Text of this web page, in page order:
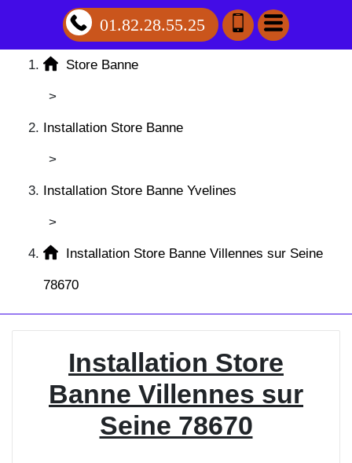
01.82.28.55.25
Store Banne
>
Installation Store Banne
>
Installation Store Banne Yvelines
>
Installation Store Banne Villennes sur Seine
78670
Installation Store
Banne Villennes sur
Seine 78670